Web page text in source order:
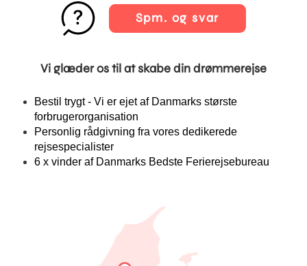
Spm. og svar
Vi glæder os til at skabe din drømmerejse
Bestil trygt - Vi er ejet af Danmarks største
forbrugerorganisation
Personlig rådgivning fra vores dedikerede
rejsespecialister
6 x vinder af Danmarks Bedste Ferierejsebureau